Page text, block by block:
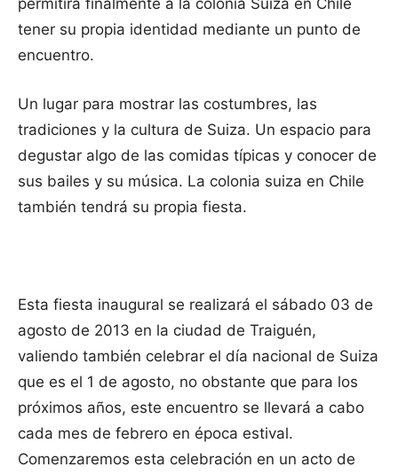
permitirá finalmente a la colonia Suiza en Chile
tener su propia identidad mediante un punto de
encuentro.
Un lugar para mostrar las costumbres, las
tradiciones y la cultura de Suiza. Un espacio para
degustar algo de las comidas típicas y conocer de
sus bailes y su música. La colonia suiza en Chile
también tendrá su propia fiesta.
Esta fiesta inaugural se realizará el sábado 03 de
agosto de 2013 en la ciudad de Traiguén,
valiendo también celebrar el día nacional de Suiza
que es el 1 de agosto, no obstante que para los
próximos años, este encuentro se llevará a cabo
cada mes de febrero en época estival.
Comenzaremos esta celebración en un acto de